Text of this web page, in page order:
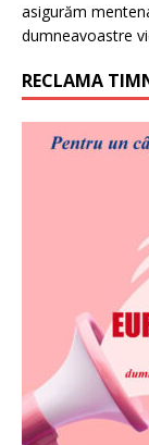
asigurăm
dumneavoastre
RECLAMA